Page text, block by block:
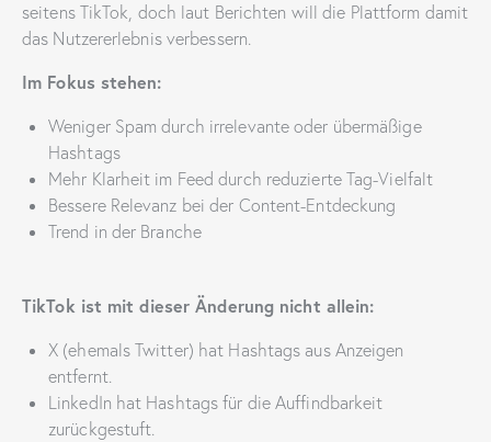
seitens TikTok, doch laut Berichten will die Plattform damit
das Nutzererlebnis verbessern.
Im Fokus stehen:
Weniger Spam durch irrelevante oder übermäßige
Hashtags
Mehr Klarheit im Feed durch reduzierte Tag-Vielfalt
Bessere Relevanz bei der Content-Entdeckung
Trend in der Branche
TikTok ist mit dieser Änderung nicht allein:
X (ehemals Twitter) hat Hashtags aus Anzeigen
entfernt.
LinkedIn hat Hashtags für die Auffindbarkeit
zurückgestuft.